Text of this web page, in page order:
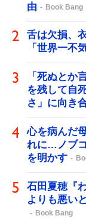
由
Book Bang
舌は欠損、
「世界一不
「死ぬとか
を残して自
さ」に向き
心を病んだ
れに…ノブ
を明かす
石田夏穂『
よりも悪い
Book Bang